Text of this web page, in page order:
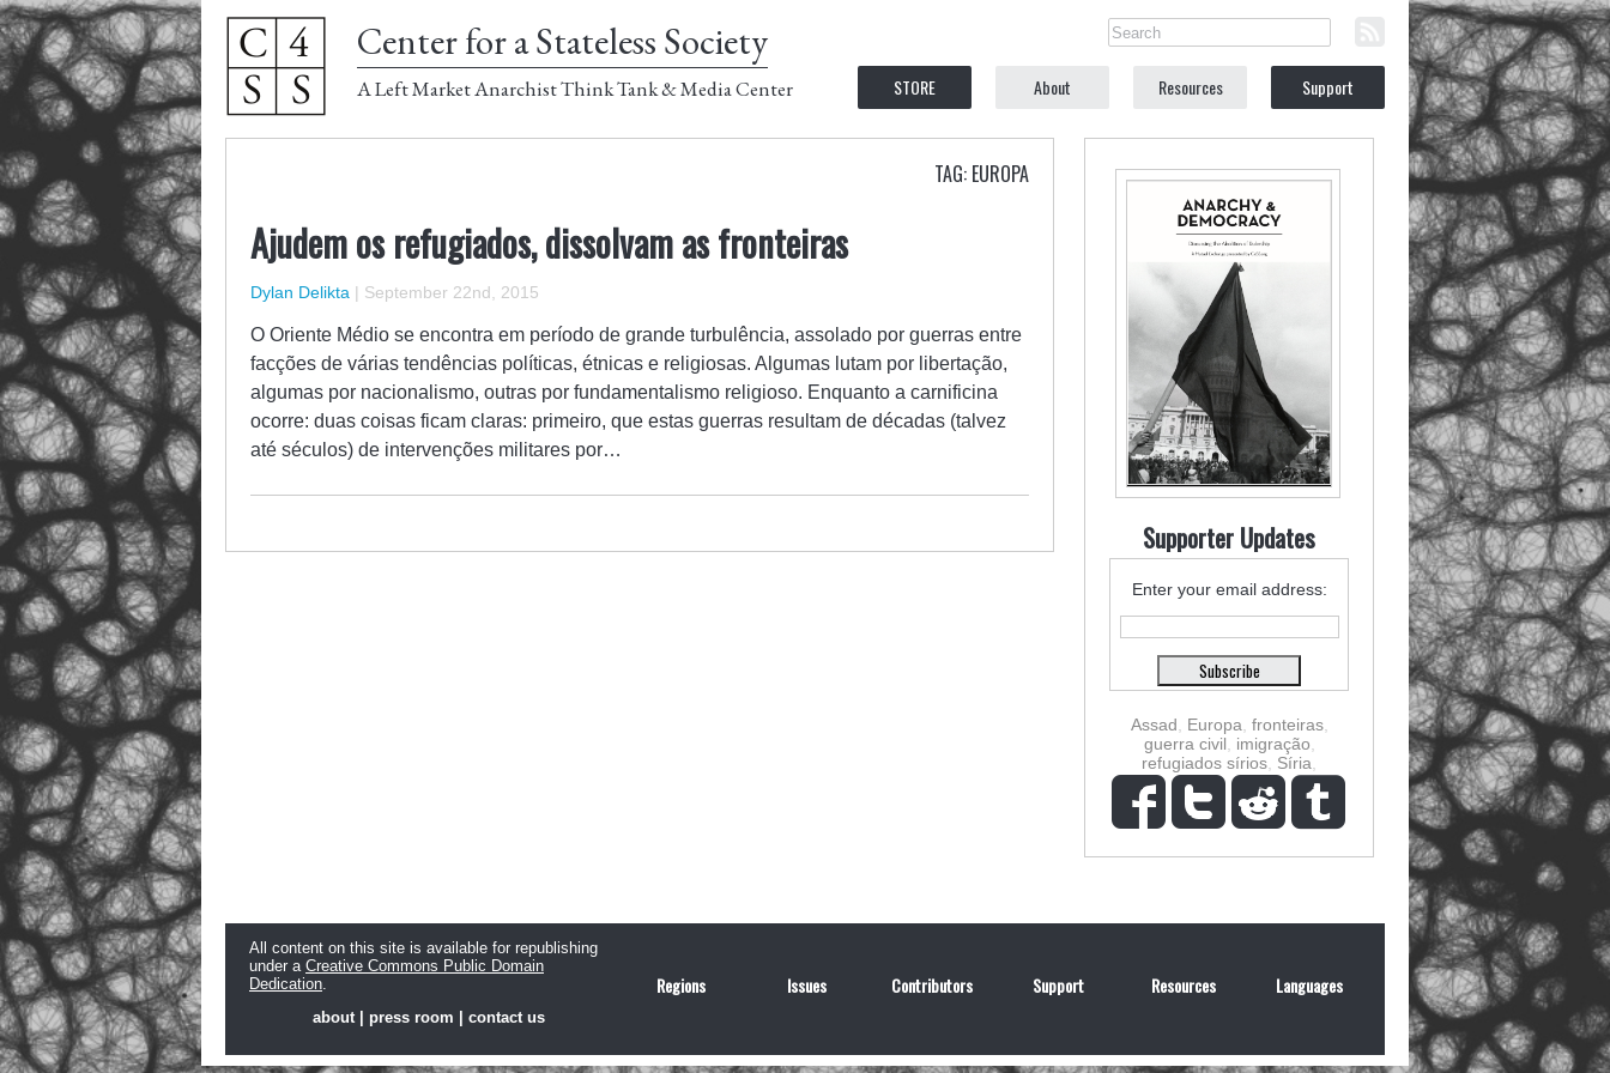
Center for a Stateless Society
A Left Market Anarchist Think Tank & Media Center STORE About Resources Support
TAG: EUROPA
Ajudem os refugiados, dissolvam as fronteiras
Dylan Delikta | September 22nd, 2015
O Oriente Médio se encontra em período de grande turbulência, assolado por guerras entre
facções de várias tendências políticas, étnicas e religiosas. Algumas lutam por libertação,
algumas por nacionalismo, outras por fundamentalismo religioso. Enquanto a carnificina
ocorre: duas coisas ficam claras: primeiro, que estas guerras resultam de décadas (talvez
até séculos) de intervenções militares por…
Supporter Updates
Enter your email address:
Assad Europa fronteiras,
guerra civil
imigração
refugiados sírios Síria
All content on this site is available for republishing
under a Creative Commons Public Domain
Dedication.
about| press room contact us
Regions Issues Contributors Support Resources Languages